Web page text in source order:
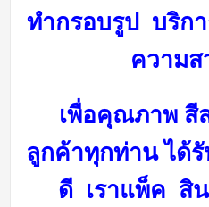
ทำกรอบรูป บริก
ความส
เพื่อคุณภาพ
ลูกค้าทุกท่าน ได้
ดี เราแพ็ค สิ